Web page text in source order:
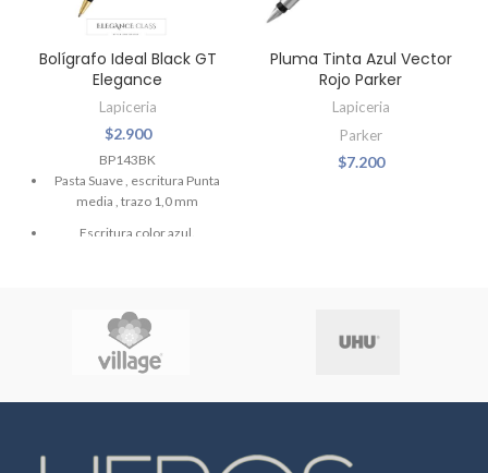
Bolígrafo Ideal Black GT
Elegance
Lapiceria
$2.900
BP143BK
Pasta Suave , escritura Punta
media , trazo 1,0 mm
Escritura color azul.
acabado mate o con brillo con
adornos cromados.
Pluma Tinta Azul Vector
Rojo Parker
Lapiceria
Parker
$7.200